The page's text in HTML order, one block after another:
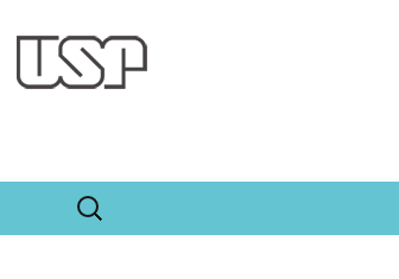
Pesquisar
por: